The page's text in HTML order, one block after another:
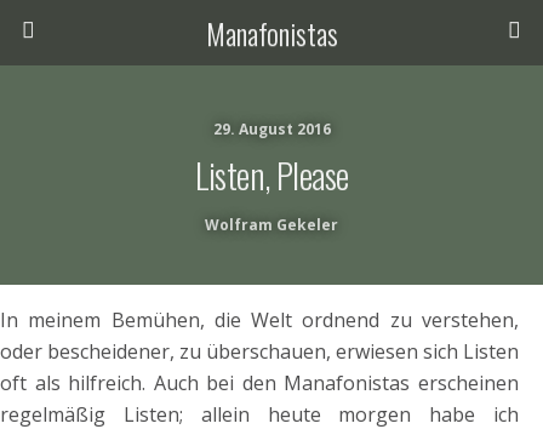
Manafonistas
29. August 2016
Listen, Please
Wolfram Gekeler
In meinem Bemühen, die Welt ordnend zu verstehen,
oder bescheidener, zu überschauen, erwiesen sich Listen
oft als hilfreich. Auch bei den Manafonistas erscheinen
regelmäßig Listen; allein heute morgen habe ich